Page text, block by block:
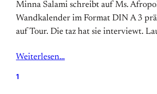
Minna Salami schreibt auf Ms.
Wandkalender im Format DIN A 3
auf Tour. Die taz hat sie interviewt.
Weiterlesen…
1